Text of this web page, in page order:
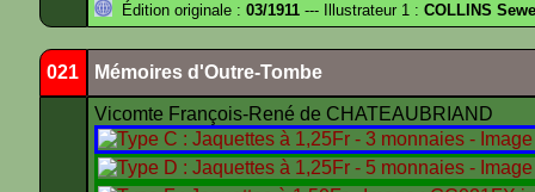
Édition originale : 03/1911 --- Illustrateur 1 : COLLINS
021 Mémoires d'Outre-Tombe
Vicomte François-René de CHATEAUBRIAND